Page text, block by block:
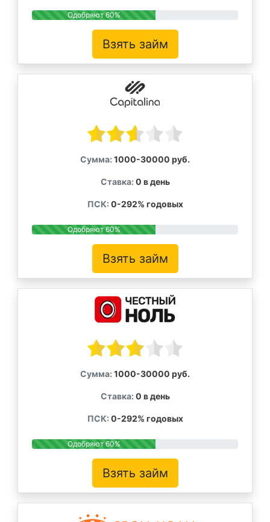
Одобряют 60%
Взять займ
Сумма: 1000-30000 руб.
Ставка: 0 в день
ПСК: 0-292% годовых
Одобряют 60%
Взять займ
Сумма: 1000-30000 руб.
Ставка: 0 в день
ПСК: 0-292% годовых
Одобряют 60%
Взять займ